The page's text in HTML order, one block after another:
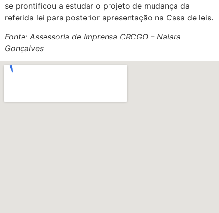
se prontificou a estudar o projeto de mudança da
referida lei para posterior apresentação na Casa de leis.
Fonte: Assessoria de Imprensa CRCGO – Naiara
Gonçalves